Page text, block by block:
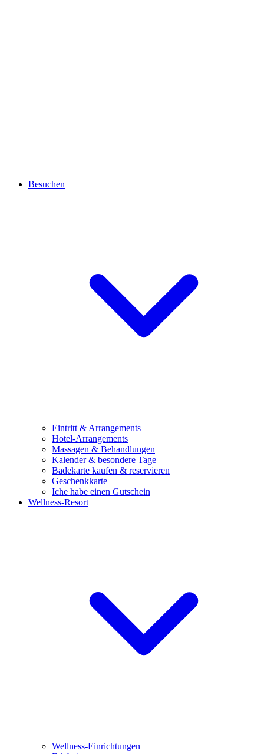
Besuchen
Eintritt & Arrangements
Hotel-Arrangements
Massagen & Behandlungen
Kalender & besondere Tage
Badekarte kaufen & reservieren
Geschenkkarte
Iche habe einen Gutschein
Wellness-Resort
Wellness-Einrichtungen